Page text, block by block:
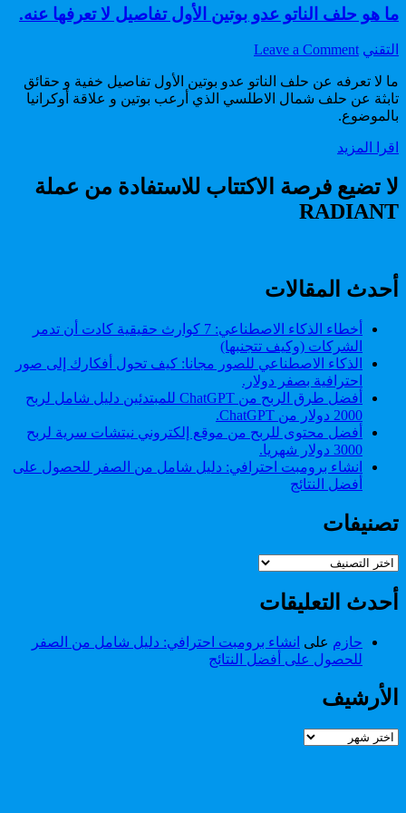
ما هو حلف الناتو عدو بوتين الأول تفاصيل لا تعرفها عنه.
Author:
التقني Leave a Comment
on
هو
حلف
تفاصيل
ما لا تعرفه عن حلف الناتو عدو بوتين الأول تفاصيل خفية و حقائق
تابثة عن حلف شمال الاطلسي الذي أرعب بوتين و علاقة أوكرانيا
بالموضوع.
اقرا المزيد
حلف
الناتو
عدو
لا
تعرفها
عنه.
لا تضيع فرصة الاكتتاب للاستفادة من عملة
RADIANT
أحدث المقالات
أخطاء الذكاء الاصطناعي: 7 كوارث حقيقية كادت أن تدمر
الشركات (وكيف تتجنبها)
الذكاء الاصطناعي للصور مجانا: كيف تحول أفكارك إلى صور
احترافية بصفر دولار.
أفضل طرق الربح من ChatGPT للمبتدئين دليل شامل لربح
2000 دولار من ChatGPT.
أفضل محتوى للربح من موقع إلكتروني نيتشات سرية لربح
3000 دولار شهريا.
انشاء برومبت احترافي: دليل شامل من الصفر للحصول على
أفضل النتائج
تصنيفات
تصنيفات
أحدث التعليقات
حازم على انشاء برومبت احترافي: دليل شامل من الصفر
للحصول على أفضل النتائج
الأرشيف
الأرشيف